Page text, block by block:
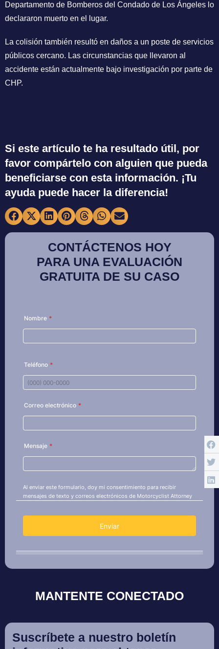
Departamento de Bomberos del Condado de Los Ángeles lo
declararon muerto en el lugar.
La colisión también resultó en daños a un poste de servicios
públicos cercano. Las circunstancias que llevaron al
accidente están actualmente bajo investigación por parte de
CHP.
Si este artículo te ha resultado útil, por
favor compártelo con alguien que pueda
beneficiarse con esta información. ¡Tu
ayuda puede hacer la diferencia!
CONTÁCTENOS HOY
PARA UNA EVALUACIÓN
GRATUITA DE SU CASO
MANTENTE CONECTADO
Suscríbete a nuestro boletín